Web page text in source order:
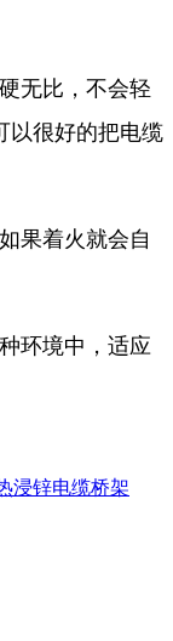
无比，不会轻
以很好的把电缆
果着火就会自
环境中，适应
浸锌电缆桥架